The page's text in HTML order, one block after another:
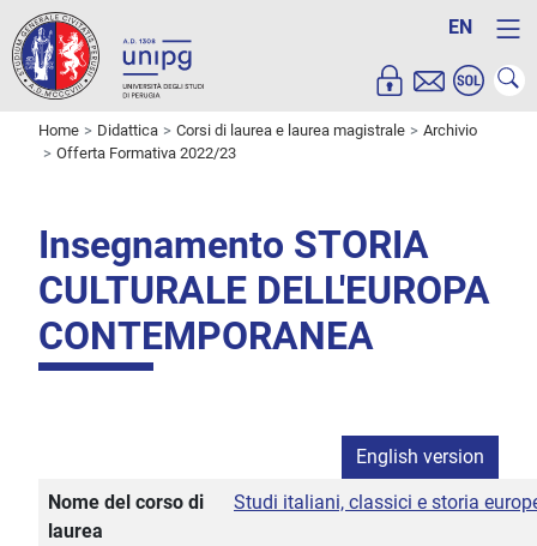
EN
Home Didattica Corsi di laurea e laurea magistrale
Archivio
Offerta Formativa 2022/23
Insegnamento STORIA
CULTURALE DELL'EUROPA
CONTEMPORANEA
English version
Nome del corso di
laurea
Studi italiani, classici e storia